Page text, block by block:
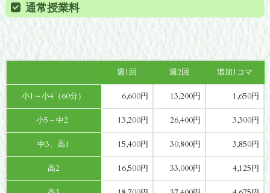
通常授業料
週1回 週2回 追加1コマ
小1～小4（60分） 6,600円 13,200円 1,650円
小5～中2 13,200円 26,400円 3,300円
中3、高1 15,400円 30,800円 3,850円
高2 16,500円 33,000円 4,125円